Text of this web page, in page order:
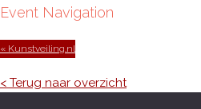
Event Navigation
« Kunstveiling.nl
< Terug naar overzicht